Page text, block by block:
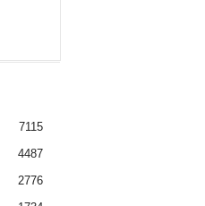
7115
4487
2776